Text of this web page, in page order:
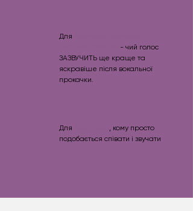
Для
- чий голос
ЗАЗВУЧИТЬ ще краще та
яскравіше після вокальної
прокачки.
Для
, кому просто
подобається співати і звучати